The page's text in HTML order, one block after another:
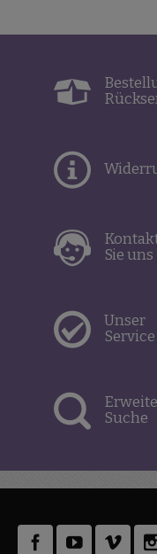
Sie uns
Unser
Service
Suche